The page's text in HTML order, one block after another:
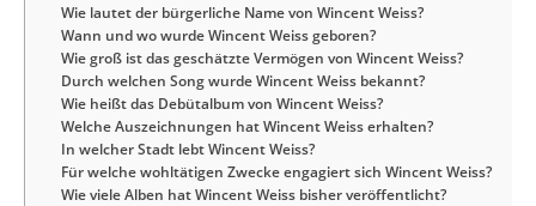
Wie lautet der bürgerliche Name von Wincent Weiss?
Wann und wo wurde Wincent Weiss geboren?
Wie groß ist das geschätzte Vermögen von Wincent Weiss?
Durch welchen Song wurde Wincent Weiss bekannt?
Wie heißt das Debütalbum von Wincent Weiss?
Welche Auszeichnungen hat Wincent Weiss erhalten?
In welcher Stadt lebt Wincent Weiss?
Für welche wohltätigen Zwecke engagiert sich Wincent Weiss?
Wie viele Alben hat Wincent Weiss bisher veröffentlicht?